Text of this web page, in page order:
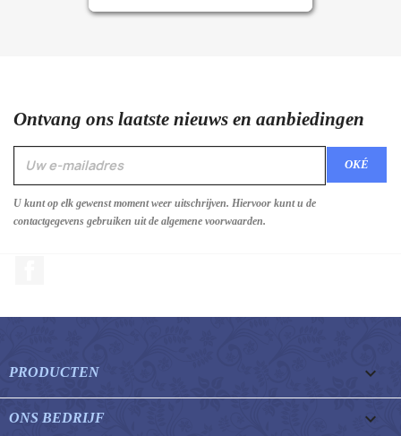
Ontvang ons laatste nieuws en aanbiedingen
U kunt op elk gewenst moment weer uitschrijven. Hiervoor kunt u de
contactgegevens gebruiken uit de algemene voorwaarden.
PRODUCTEN 
ONS BEDRIJF 